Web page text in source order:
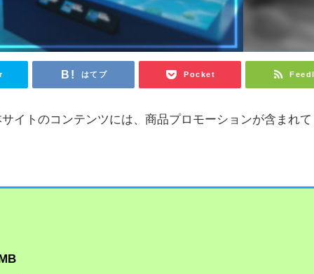
はてブ Pocket
イトのコンテンツには、商品プロモーションが含まれて